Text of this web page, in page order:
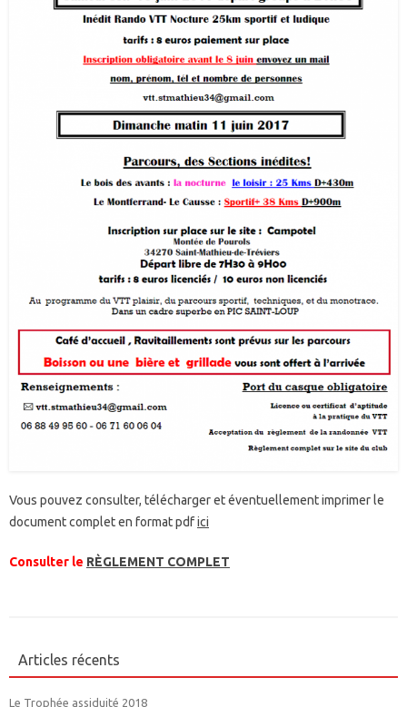
Vous pouvez consulter, télécharger et éventuellement imprimer le
document complet en format pdfici
Consulter le RÈGLEMENT COMPLET
Articles récents
Le Trophée assiduité 2018